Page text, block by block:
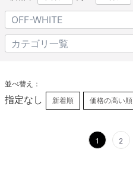
並べ替え：
指定なし 新着順 価格の高い順
1 2